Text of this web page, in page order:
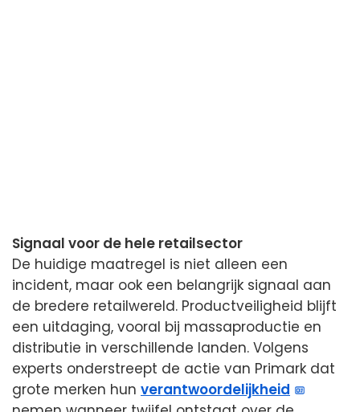
Signaal voor de hele retailsector
De huidige maatregel is niet alleen een
incident, maar ook een belangrijk signaal aan
de bredere retailwereld. Productveiligheid blijft
een uitdaging, vooral bij massaproductie en
distributie in verschillende landen. Volgens
experts onderstreept de actie van Primark dat
grote merken hun verantwoordelijkheid